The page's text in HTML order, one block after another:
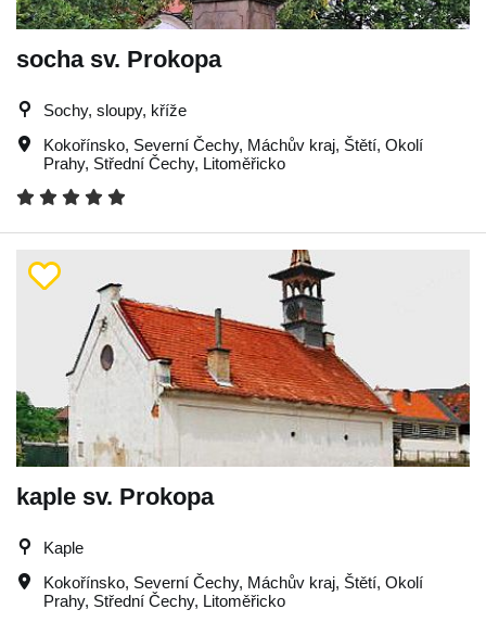
socha sv. Prokopa
Sochy, sloupy, kříže
Kokořínsko, Severní Čechy, Máchův kraj, Štětí, Okolí
Prahy, Střední Čechy, Litoměřicko
kaple sv. Prokopa
Kaple
Kokořínsko, Severní Čechy, Máchův kraj, Štětí, Okolí
Prahy, Střední Čechy, Litoměřicko